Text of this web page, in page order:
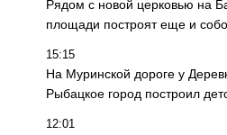
Рядом с новой церковью на
площади построят еще и
15:15
На Муринской дороге у
Рыбацкое город построил
12:01